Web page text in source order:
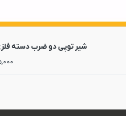
شیر توپی دو ضرب دسته فلزی